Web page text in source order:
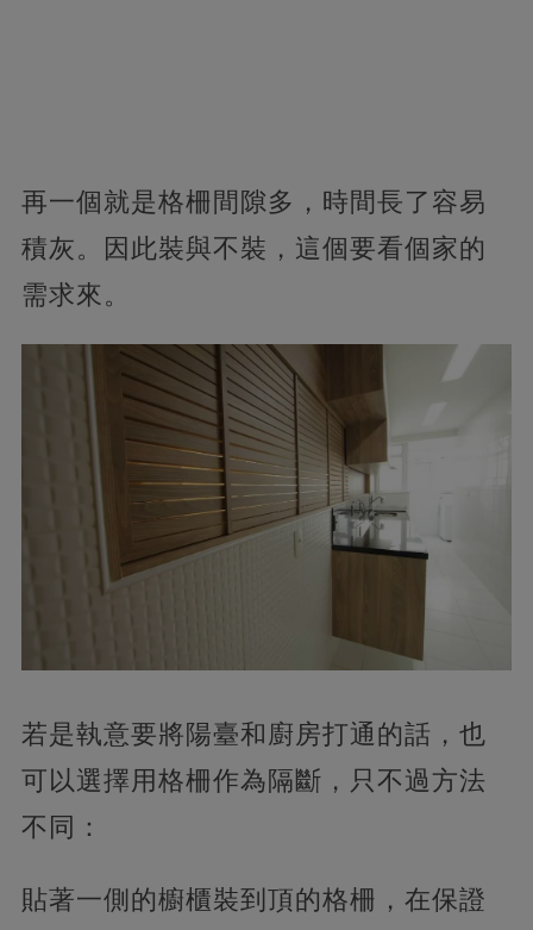
再一個就是格柵間隙多，時間長了容易
積灰。因此裝與不裝，這個要看個家的
需求來。
若是執意要將陽臺和廚房打通的話，也
可以選擇用格柵作為隔斷，只不過方法
不同：
貼著一側的櫥櫃裝到頂的格柵，在保證